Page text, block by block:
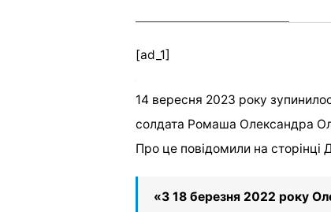
[ad_1]
14 вересня 2023 року
солдата Ромаша Олександра
Про це повідомили на сторінці
«З 18 березня 2022 року